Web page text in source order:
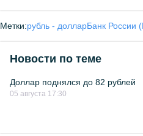
Метки:рубль - долларБанк России
Новости по теме
Доллар поднялся до 82 рублей
05 августа 17:30